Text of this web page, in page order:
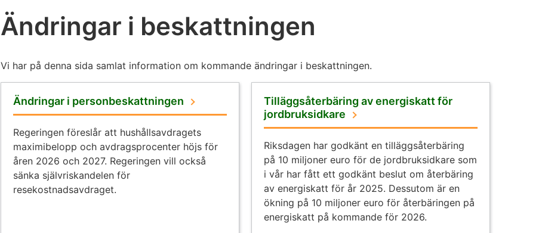
Ändringar i beskattningen
Vi har på denna sida samlat information om kommande ändringar i beskattningen.
Ändringar i personbeskattningen
Regeringen föreslår att hushållsavdragets
maximibelopp och avdragsprocenter höjs för
åren 2026 och 2027. Regeringen vill också
sänka självriskandelen för
resekostnadsavdraget.
Tilläggsåterbäring av energiskatt för
jordbruksidkare
Riksdagen har godkänt en tilläggsåterbäring
på 10 miljoner euro för de jordbruksidkare som
i vår har fått ett godkänt beslut om återbäring
av energiskatt för år 2025. Dessutom är en
ökning på 10 miljoner euro för återbäringen på
energiskatt på kommande för 2026.